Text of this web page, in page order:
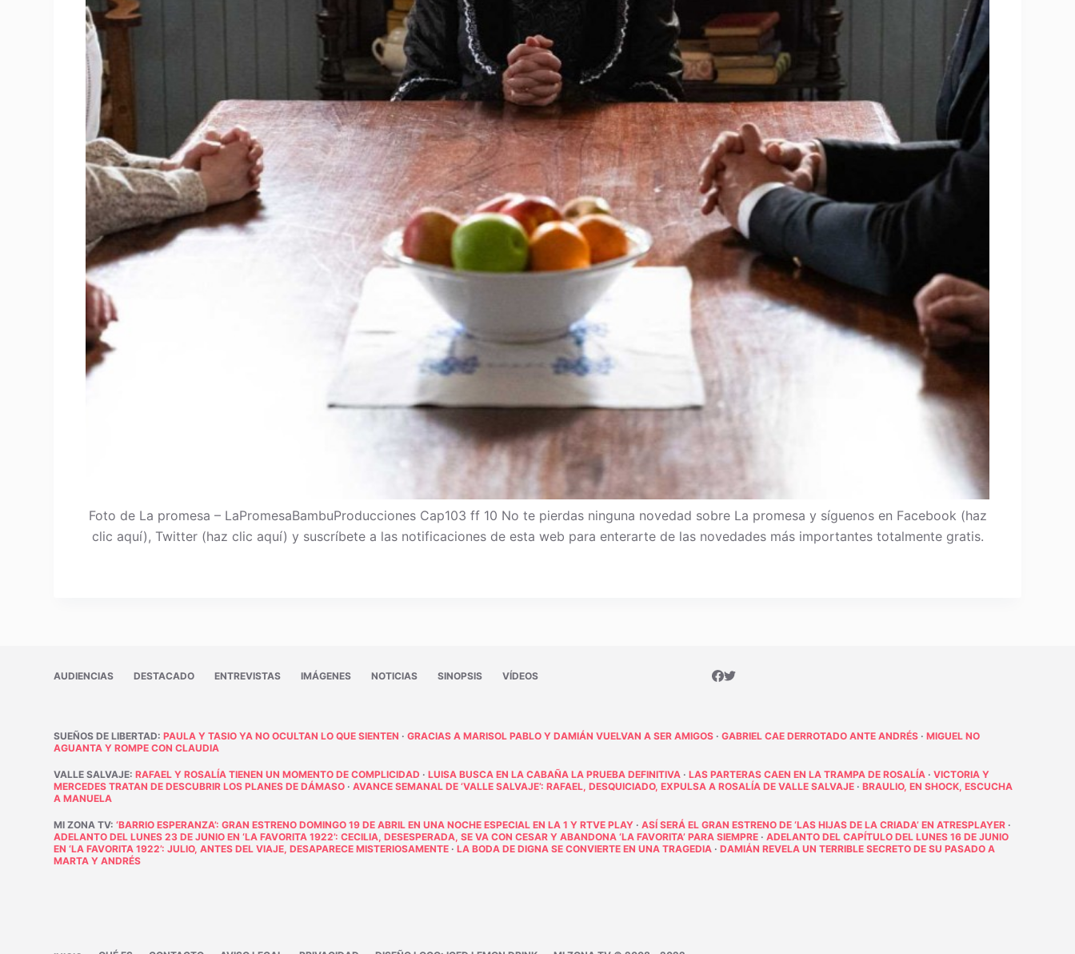
Foto de La promesa – LaPromesaBambuProducciones Cap103 ff 10 No te pierdas ninguna novedad sobre La promesa y síguenos en Facebook (haz
clic aquí), Twitter (haz clic aquí) y suscríbete a las notificaciones de esta web para enterarte de las novedades más importantes totalmente gratis.
AUDIENCIAS DESTACADO ENTREVISTAS IMÁGENES NOTICIAS SINOPSIS VÍDEOS
SUEÑOS DE LIBERTAD:PAULA Y TASIO YA NO OCULTAN LO QUE SIENTEN ·GRACIAS A MARISOL PABLO Y DAMIÁN VUELVAN A SER AMIGOS ·GABRIEL CAE DERROTADO ANTE ANDRÉS ·MIGUEL NO
AGUANTA Y ROMPE CON CLAUDIA
VALLE SALVAJE:RAFAEL Y ROSALÍA TIENEN UN MOMENTO DE COMPLICIDAD ·LUISA BUSCA EN LA CABAÑA LA PRUEBA DEFINITIVA ·LAS PARTERAS CAEN EN LA TRAMPA DE ROSALÍA ·VICTORIA Y
MERCEDES TRATAN DE DESCUBRIR LOS PLANES DE DÁMASO ·AVANCE SEMANAL DE ‘VALLE SALVAJE’: RAFAEL, DESQUICIADO, EXPULSA A ROSALÍA DE VALLE SALVAJE ·BRAULIO, EN SHOCK, ESCUCHA
A MANUELA
MI ZONA TV:‘BARRIO ESPERANZA’: GRAN ESTRENO DOMINGO 19 DE ABRIL EN UNA NOCHE ESPECIAL EN LA 1 Y RTVE PLAY ·ASÍ SERÁ EL GRAN ESTRENO DE ‘LAS HIJAS DE LA CRIADA’ EN ATRESPLAYER ·
ADELANTO DEL LUNES 23 DE JUNIO EN ‘LA FAVORITA 1922’: CECILIA, DESESPERADA, SE VA CON CESAR Y ABANDONA ‘LA FAVORITA’ PARA SIEMPRE ·ADELANTO DEL CAPÍTULO DEL LUNES 16 DE JUNIO
EN ‘LA FAVORITA 1922’: JULIO, ANTES DEL VIAJE, DESAPARECE MISTERIOSAMENTE ·LA BODA DE DIGNA SE CONVIERTE EN UNA TRAGEDIA ·DAMIÁN REVELA UN TERRIBLE SECRETO DE SU PASADO A
MARTA Y ANDRÉS